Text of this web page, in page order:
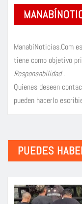
ManabíNoticias.Com
tiene como objetivo
Responsabilidad.
Quienes deseen
pueden hacerlo
PUEDES